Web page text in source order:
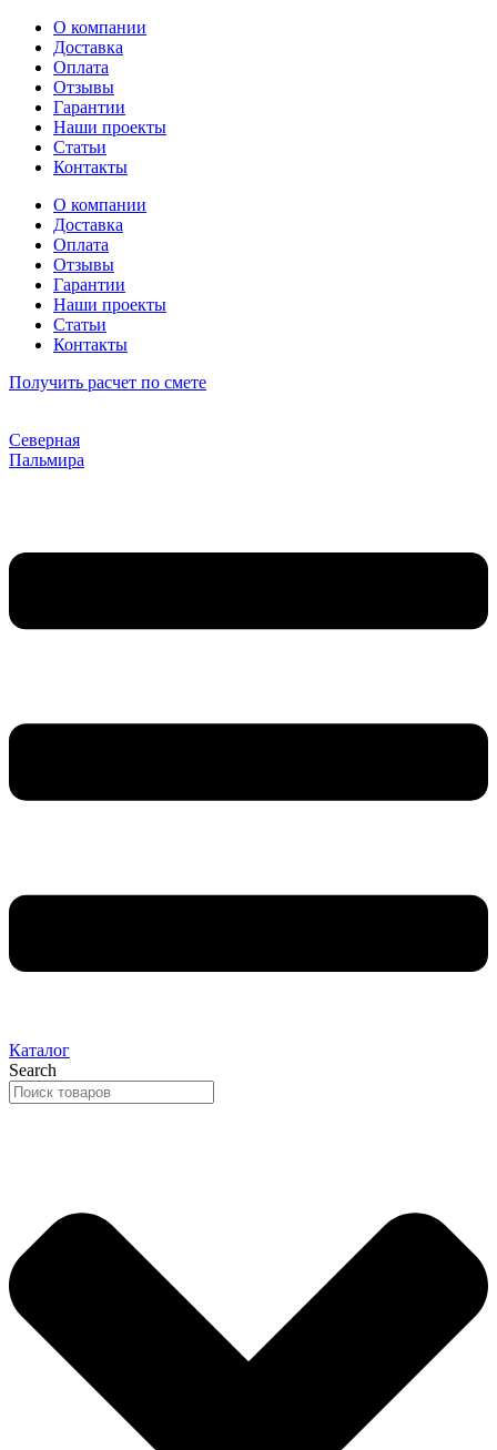
Перейти
содержимому
О компании
Доставка
Оплата
Отзывы
Гарантии
Наши проекты
Статьи
Контакты
О компании
Доставка
Оплата
Отзывы
Гарантии
Наши проекты
Статьи
Контакты
Получить расчет по смете
Северная
Пальмира
Каталог
Search